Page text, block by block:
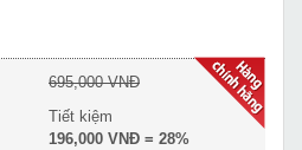
695,000 VNĐ
Tiết kiệm
196,000 VNĐ = 28%